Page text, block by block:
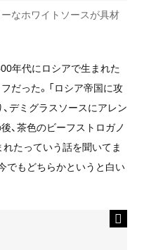
なホワイトソースが具材
年代にロシアで生まれた
だった。「ロシア帝国に攻
デミグラスソースにアレン
、茶色のビーフストロガノ
たっていう話を聞いてま
でもどちらかというと白い